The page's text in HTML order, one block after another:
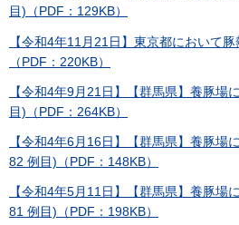
目)（PDF：129KB）
【令和4年11月21日】東京都において
（PDF：220KB）
【令和4年9月21日】【群馬県】養豚場
目)（PDF：264KB）
【令和4年6月16日】【群馬県】養豚場
82 例目)（PDF：148KB）
【令和4年5月11日】【群馬県】養豚場
81 例目)（PDF：198KB）